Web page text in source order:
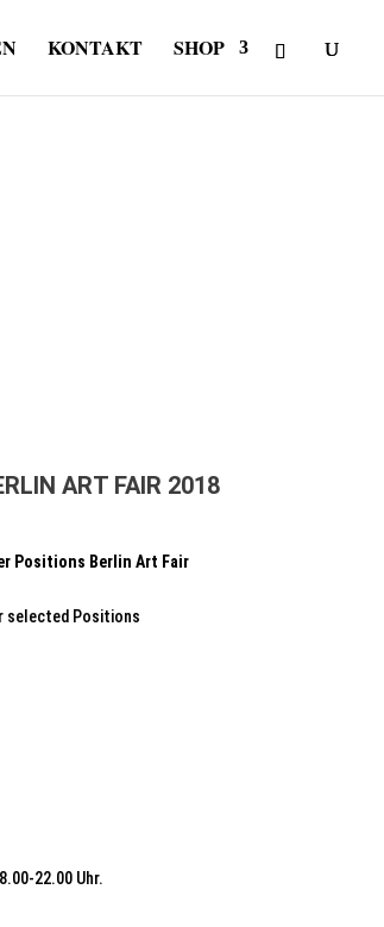
KONTAKT SHOP
ART FAIR 2018
Positions Berlin Art Fair
selected Positions
22.00 Uhr.